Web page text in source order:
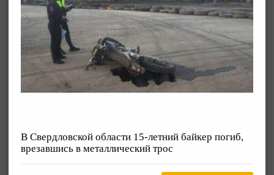
В Свердловской области 15-летний байкер погиб,
врезавшись в металлический трос